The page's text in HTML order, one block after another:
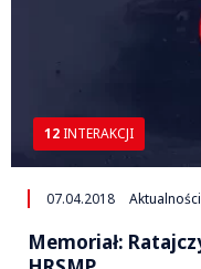
12 INTERAKCJI
07.04.2018 Aktualności
Memoriał: